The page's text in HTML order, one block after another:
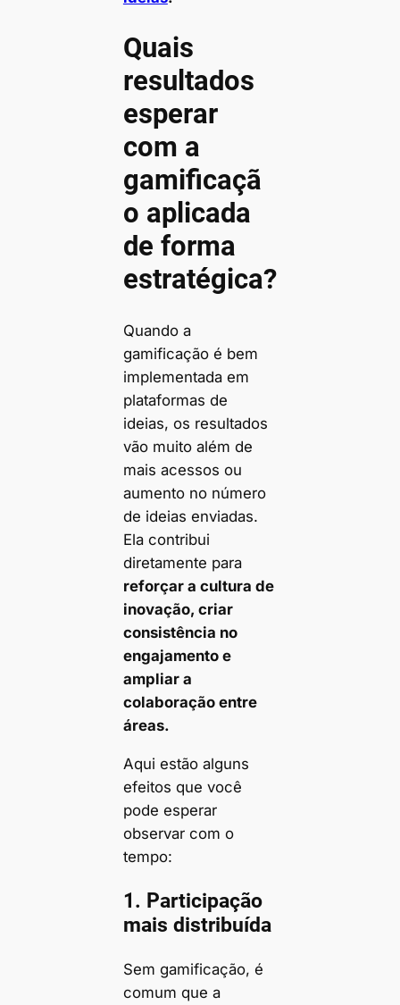
Quais
resultados
esperar
com a
gamificaçã
o aplicada
de forma
estratégica?
Quando a
gamificação é bem
implementada em
plataformas de
ideias, os resultados
vão muito além de
mais acessos ou
aumento no número
de ideias enviadas.
Ela contribui
diretamente para
reforçar a cultura de
inovação, criar
consistência no
engajamento e
ampliar a
colaboração entre
áreas.
Aqui estão alguns
efeitos que você
pode esperar
observar com o
tempo:
1. Participação
mais distribuída
Sem gamificação, é
comum que a